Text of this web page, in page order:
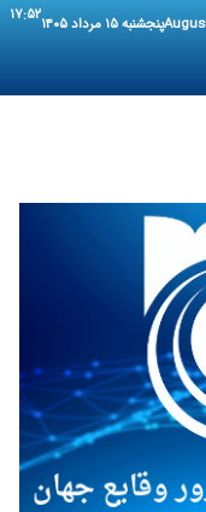
پنجشنبه ۱۵ مرداد ۱۴۰۵ ۱۷:۵۲